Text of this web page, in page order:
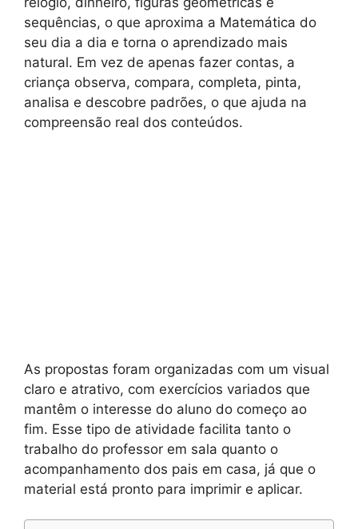
sequências, o que aproxima a Matemática do
seu dia a dia e torna o aprendizado mais
natural. Em vez de apenas fazer contas, a
criança observa, compara, completa, pinta,
analisa e descobre padrões, o que ajuda na
compreensão real dos conteúdos.
As propostas foram organizadas com um visual
claro e atrativo, com exercícios variados que
mantêm o interesse do aluno do começo ao
fim. Esse tipo de atividade facilita tanto o
trabalho do professor em sala quanto o
acompanhamento dos pais em casa, já que o
material está pronto para imprimir e aplicar.